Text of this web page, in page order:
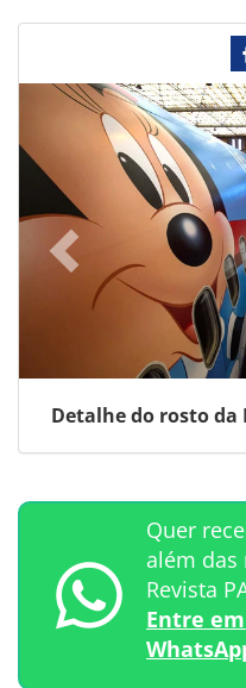
Detalhe do rosto
Previous
Quer
além das
Revista
Entre